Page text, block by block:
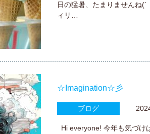
日の猛暑、たまりませんね
ィリ…
☆Imagination☆彡
ブログ
Hi everyone! 今年も気づけ